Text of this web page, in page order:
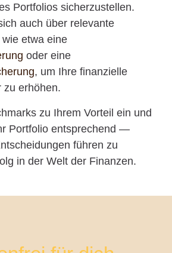
Portfolios sicherzustellen.
auch über relevante
etwa eine
oder eine
, um Ihre finanzielle
zu erhöhen.
zu Ihrem Vorteil ein und
Portfolio entsprechend —
führen zu
in der Welt der Finanzen.